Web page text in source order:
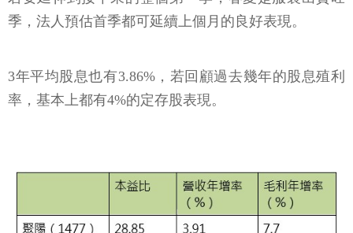
季，法人預估首季都可延續上個月的良好表現。
3年平均股息也有3.86%，若回顧過去幾年的股息殖利
率，基本上都有4%的定存股表現。